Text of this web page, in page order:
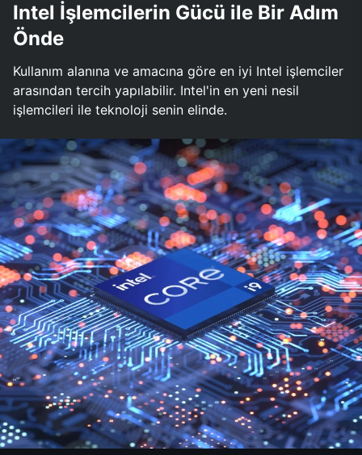
Intel İşlemcilerin Gücü ile Bir Adım
Önde
Kullanım alanına ve amacına göre en iyi Intel işlemciler
arasından tercih yapılabilir. Intel'in en yeni nesil
işlemcileri ile teknoloji senin elinde.